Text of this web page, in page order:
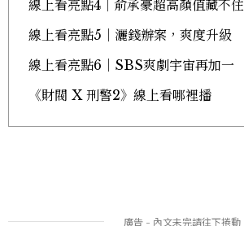
線上看亮點4｜俞承豪超高顏值藏不住
線上看亮點5｜灑錢辦案，爽度升級
線上看亮點6｜SBS爽劇宇宙再加一
《財閥 X 刑警2》線上看哪裡播